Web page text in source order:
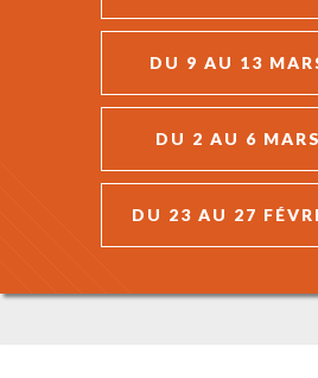
DU 9 AU 13
DU 2 AU 6
DU 23 AU 27